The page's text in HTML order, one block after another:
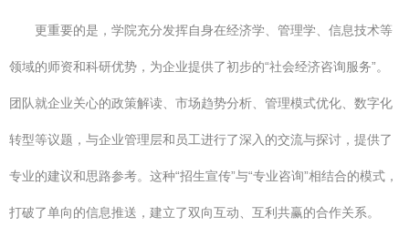
更重要的是，学院充分发挥自身在经济学、管理学、信息技术等
领域的师资和科研优势，为企业提供了初步的“社会经济咨询服务”。
团队就企业关心的政策解读、市场趋势分析、管理模式优化、数字化
转型等议题，与企业管理层和员工进行了深入的交流与探讨，提供了
专业的建议和思路参考。这种“招生宣传”与“专业咨询”相结合的模式，
打破了单向的信息推送，建立了双向互动、互利共赢的合作关系。